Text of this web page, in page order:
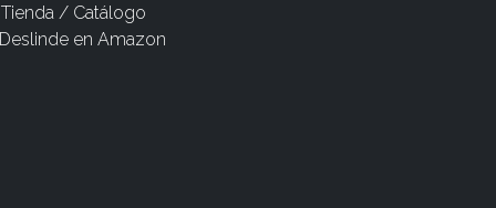
Tienda / Catálogo
Deslinde en Amazon